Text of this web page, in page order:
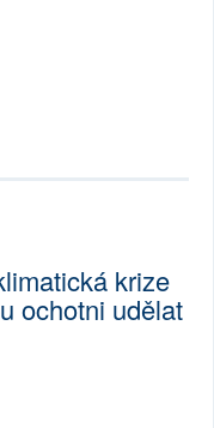
krize
ochotni udělat